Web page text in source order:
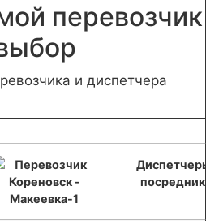
перевозчик
и диспетчера